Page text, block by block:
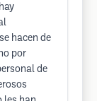
hacen de
por
de